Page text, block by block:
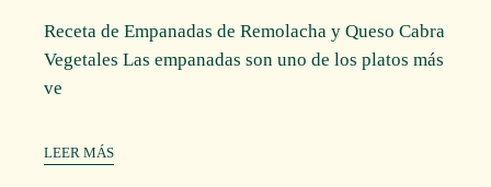
Receta de Empanadas de Remolacha y Queso Cabra
Vegetales Las empanadas son uno de los platos más
ve
LEER MÁS